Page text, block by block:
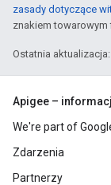
zasady dotyczące
znakiem
Ostatnia aktualizacja:
Apigee –
We're part of
Zdarzenia
Partnerzy